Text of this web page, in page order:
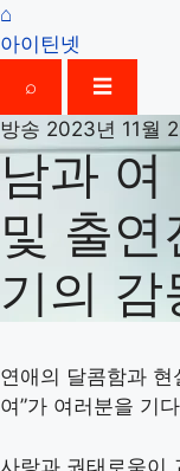
⌂
아이틴넷
⌕
☰
방송 2023년 11월
남과 여
및 출
기의 감
연애의 달콤함과
여”가 여러분을 기
사랑과 권태로움이